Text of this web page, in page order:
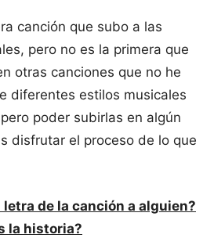
canción que subo a las
pero no es la primera que
otras canciones que no he
diferentes estilos musicales
poder subirlas en algún
disfrutar el proceso de lo que
letra de la canción a alguien?
la historia?